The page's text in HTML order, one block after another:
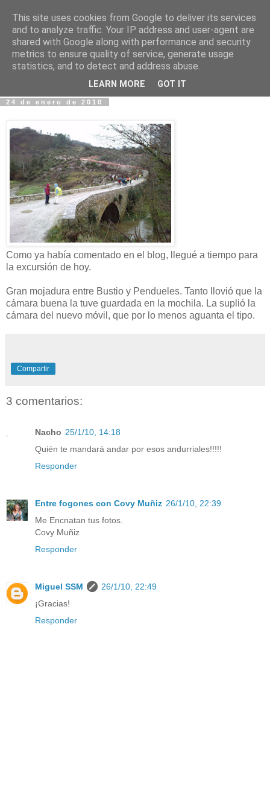
Fotos y Cosas
Miguel Sáenz de Santa María Elizalde
"Un blog es como un diario, pero sin candado".
24 de enero de 2010
Como ya había comentado en el blog, llegué a tiempo para
la excursión de hoy.
Gran mojadura entre Bustio y Pendueles. Tanto llovió que la
cámara buena la tuve guardada en la mochila. La suplió la
cámara del nuevo móvil, que por lo menos aguanta el tipo.
Compartir
3 comentarios:
Nacho 25/1/10, 14:18
Quién te mandará andar por esos andurriales!!!!!
Responder
Entre fogones con Covy Muñiz 26/1/10, 22:39
Me Encnatan tus fotos.
Covy Muñiz
Responder
Miguel SSM
26/1/10, 22:49
¡Gracias!
Responder
This site uses cookies from Google to deliver its services
and to analyze traffic. Your IP address and user-agent are
shared with Google along with performance and security
metrics to ensure quality of service, generate usage
statistics, and to detect and address abuse.
LEARN MORE GOT IT